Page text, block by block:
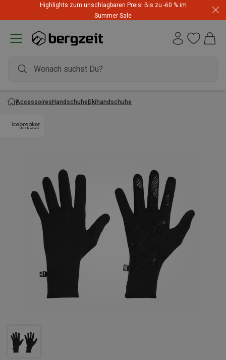
Highlights zum unschlagbaren Preis! Bis zu -60 % im
Summer Sale
AccessoiresHandschuheSkihandschuhe